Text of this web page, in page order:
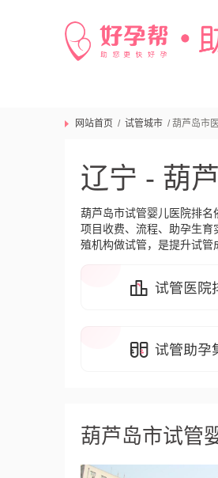
网站首页 / 试管城市 / 葫芦岛市
辽宁 - 葫
葫芦岛市试管婴儿医院排
项目收费、流程、助孕生
殖机构做试管，是提升试管
葫芦岛市试管